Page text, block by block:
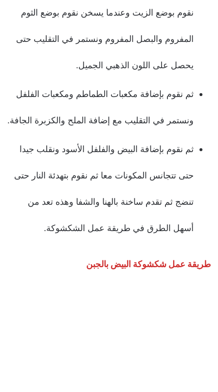
نقوم بوضع الزيت وعندما يسخن نقوم بوضع الثوم
المفروم والبصل المفروم ونستمر في التقليب حتى
يحصل على اللون الذهبي الجميل.
ثم نقوم بإضافة مكعبات الطماطم ومكعبات الفلفل
ونستمر في التقليب مع إضافة الملح والكزبرة الجافة.
ثم نقوم بإضافة البيض والفلفل الأسود ونقلب جيدا
حتى تتجانس المكونات معا ثم نقوم بتهدئة النار حتى
تنضج ثم تقدم ساخنة بالهنا والشفا وهذه تعد من
أسهل الطرق في طريقة عمل الشكشوكة.
طريقة عمل شكشوكة البيض بالجبن